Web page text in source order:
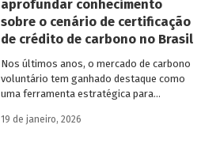
aprofundar conhecimento
sobre o cenário de certificação
de crédito de carbono no Brasil
Nos últimos anos, o mercado de carbono
voluntário tem ganhado destaque como
uma ferramenta estratégica para
de carbono e demonstrar compromisso
19 de janeiro, 2026